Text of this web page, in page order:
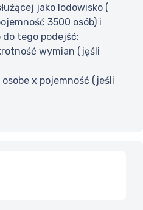
jako lodowisko (
3500 osób) i
do tego podejść:
wymian (jęśli
x pojemność (jeśli